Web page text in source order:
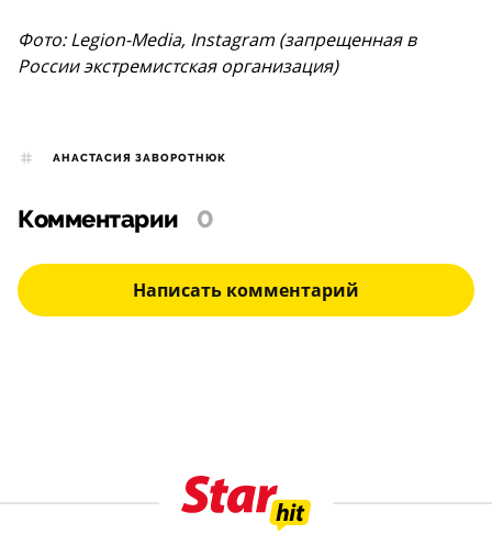
Фото: Legion-Media, Instagram (запрещенная в
России экстремистская организация)
АНАСТАСИЯ ЗАВОРОТНЮК
Комментарии 0
Написать комментарий